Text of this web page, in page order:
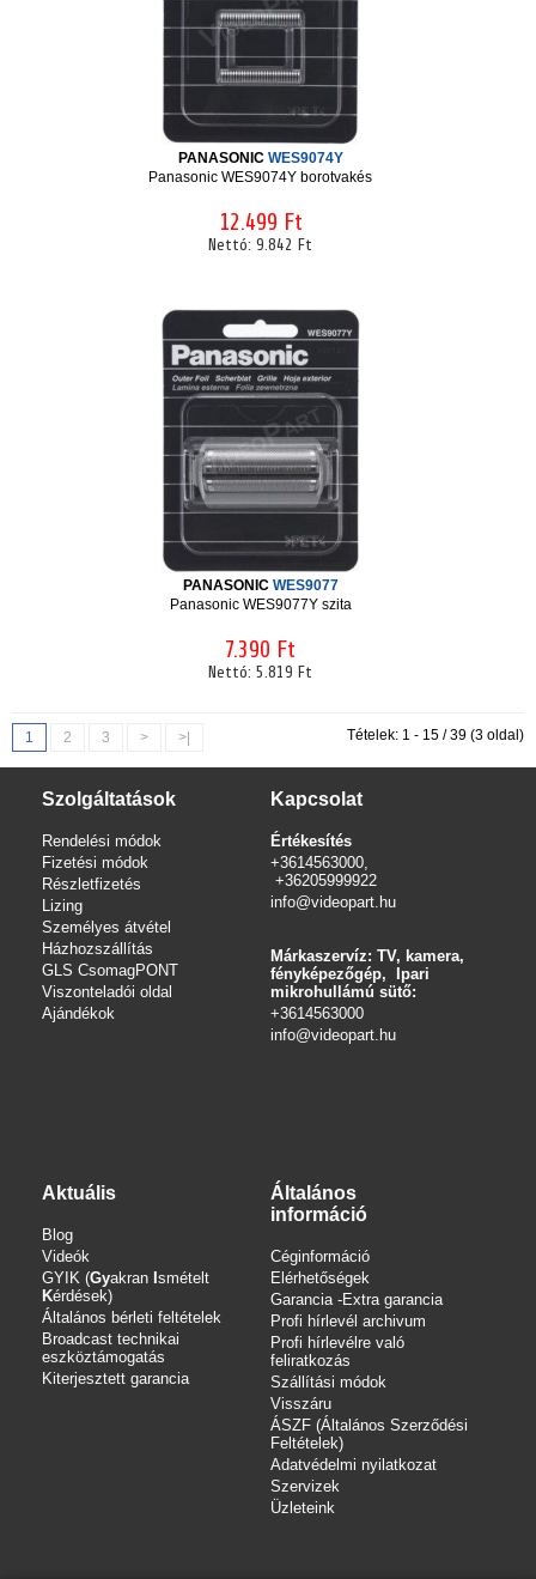
PANASONIC WES9074Y
Panasonic WES9074Y borotvakés
12.499 Ft
Nettó: 9.842 Ft
PANASONIC WES9077
Panasonic WES9077Y szita
7.390 Ft
Nettó: 5.819 Ft
1 2 3 > >| Tételek: 1 - 15 / 39 (3 oldal)
Szolgáltatások
Rendelési módok
Fizetési módok
Részletfizetés
Lizing
Személyes átvétel
Házhozszállítás
GLS CsomagPONT
Viszonteladói oldal
Ajándékok
Kapcsolat
Értékesítés
+3614563000,
+36205999922
info@videopart.hu
Márkaszervíz: TV, kamera,
fényképezőgép, Ipari
mikrohullámú sütő:
+3614563000
info@videopart.hu
Aktuális
Blog
Videók
GYIK (Gyakran smételt
Kérdések)
Általános bérleti feltételek
Broadcast technikai
eszköztámogatás
Kiterjesztett garancia
Általános
információ
Céginformáció
Elérhetőségek
Garancia -Extra garancia
Profi hírlevél archivum
Profi hírlevélre való
feliratkozás
Szállítási módok
Visszáru
ÁSZF (Általános Szerződési
Feltételek)
Adatvédelmi nyilatkozat
Szervizek
Üzleteink